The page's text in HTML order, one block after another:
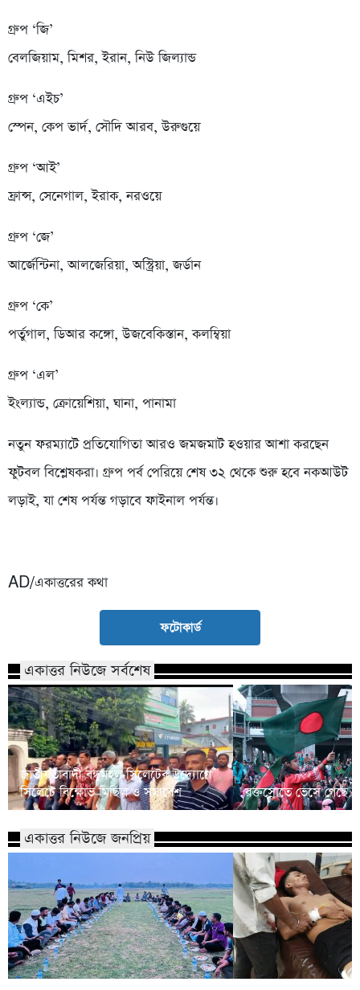
গ্রুপ ‘জি’
বেলজিয়াম, মিশর, ইরান, নিউ জিল্যান্ড
গ্রুপ ‘এইচ’
স্পেন, কেপ ভার্দ, সৌদি আরব, উরুগুয়ে
গ্রুপ ‘আই’
ফ্রান্স, সেনেগাল, ইরাক, নরওয়ে
গ্রুপ ‘জে’
আর্জেন্টিনা, আলজেরিয়া, অস্ট্রিয়া, জর্ডান
গ্রুপ ‘কে’
পর্তুগাল, ডিআর কঙ্গো, উজবেকিস্তান, কলম্বিয়া
গ্রুপ ‘এল’
ইংল্যান্ড, ক্রোয়েশিয়া, ঘানা, পানামা
নতুন ফরম্যাটে প্রতিযোগিতা আরও জমজমাট হওয়ার আশা করছেন
ফুটবল বিশ্লেষকরা। গ্রুপ পর্ব পেরিয়ে শেষ ৩২ থেকে শুরু হবে নকআউট
লড়াই, যা শেষ পর্যন্ত গড়াবে ফাইনাল পর্যন্ত।
AD/একাত্তরের কথা
ফটোকার্ড
একাত্তর নিউজে সর্বশেষ
জাতীয়তাবাদী বন্ধুমহল সিলেটের উদ্যোগে
সিলেটে বিক্ষোভ মিছিল ও সমাবেশ
রক্তস্রোতে ভেসে গেছে
একাত্তর নিউজে জনপ্রিয়